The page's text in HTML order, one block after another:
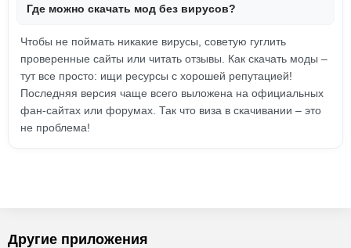
Где можно скачать мод без вирусов?
Чтобы не поймать никакие вирусы, советую гуглить
проверенные сайты или читать отзывы. Как скачать моды –
тут все просто: ищи ресурсы с хорошей репутацией!
Последняя версия чаще всего выложена на официальных
фан-сайтах или форумах. Так что виза в скачивании – это
не проблема!
Другие приложения